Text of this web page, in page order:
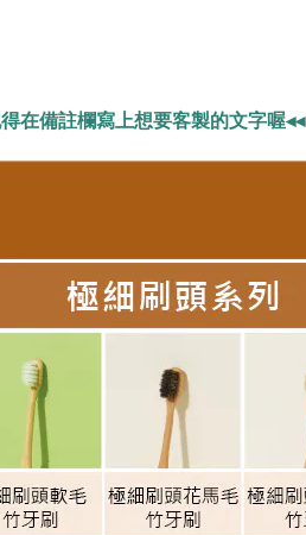
在備註欄寫上想要客製的文字喔◂◂